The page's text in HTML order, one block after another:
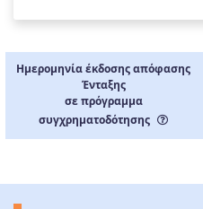
Ημερομηνία έκδοσης απόφασης
Ένταξης
σε πρόγραμμα
συγχρηματοδότησης